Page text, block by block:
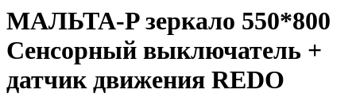
МАЛЬТА-P зеркало 550*800
Сенсорный выключатель +
датчик движения REDO